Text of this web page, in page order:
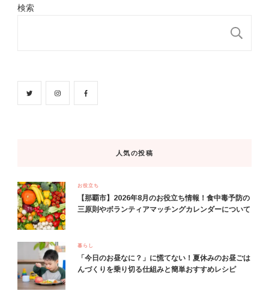
検索
人気の投稿
お役立ち
【那覇市】2026年8月のお役立ち情報！食中毒予防の
三原則やボランティアマッチングカレンダーについて
暮らし
「今日のお昼なに？」に慌てない！夏休みのお昼ごは
んづくりを乗り切る仕組みと簡単おすすめレシピ